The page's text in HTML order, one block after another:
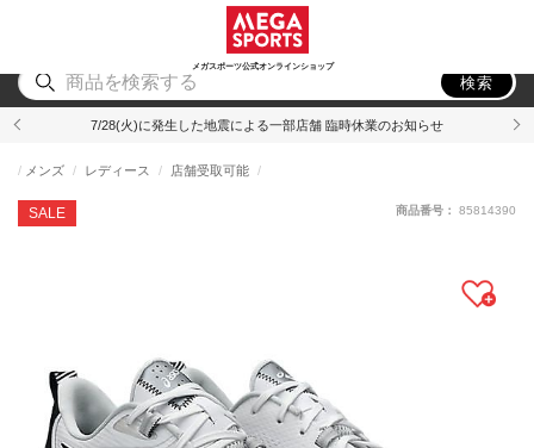
メガスポーツ公式オンラインショップ
アウトドア
検索
7/28(火)に発生した地震による一部店舗 臨時休業のお知らせ
SALE
メンズ レディース 店舗受取可能
商品番号： 85814390